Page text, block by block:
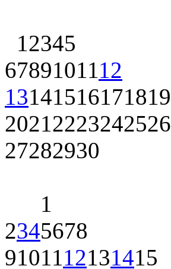
12345
6789101112
13141516171819
20212223242526
27282930
1
2345678
9101112131415